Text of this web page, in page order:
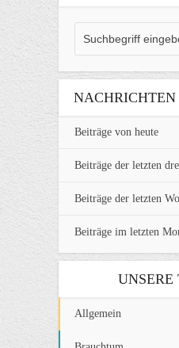
Beiträge von heute
Beiträge der letzten
Beiträge der letzten
Beiträge im letzten
UNSERE
Allgemein